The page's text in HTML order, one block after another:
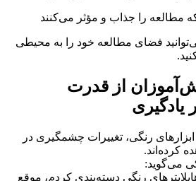
فضای مطالعه خود را به محیطی
از قدرت
یادگیری
رنگی، تغییرات چشمگیری در
کرده‌اند.
می‌گوید:
رنگی دسته‌بندی کردم، موقع